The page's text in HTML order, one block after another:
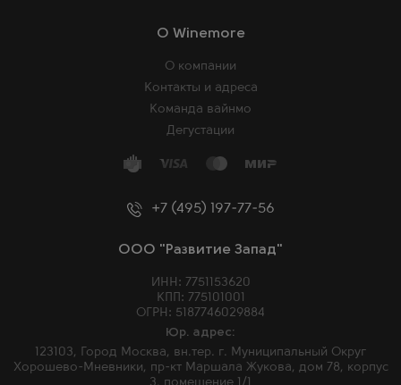
+7 (495) 197-77-56
ООО "Развитие Запад"
ИНН: 7751153620
КПП: 775101001
ОГРН: 5187746029884
Юр. адрес:
123103, Город Москва, вн.тер. г. Муниципальный Округ
Хорошево-Мневники, пр-кт Маршала Жукова, дом 78, корпус
O Winemore
О компании
Контакты и адреса
Команда вайнмо
Дегустации